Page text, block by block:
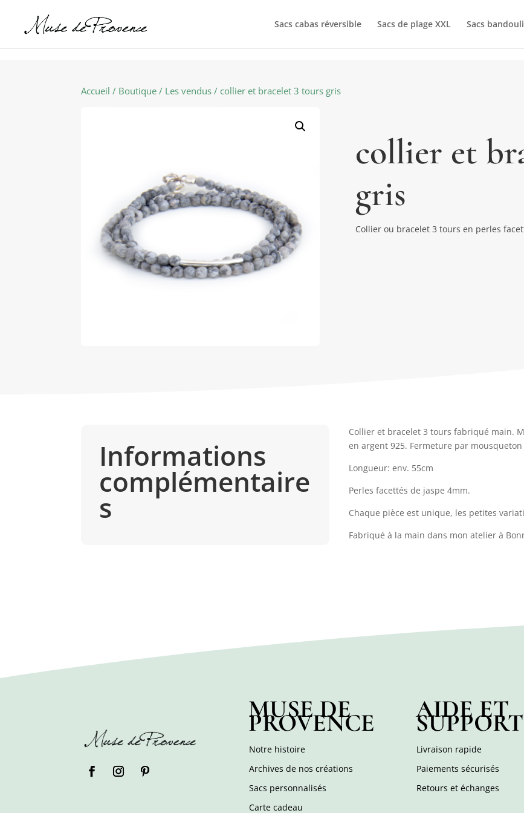
Sacs cabas réversible Sacs de plage XXL Sacs
Accueil / Boutique / Les vendus / collier et bracelet 3 tours gris
collier et
gris
Collier ou bracelet 3 tours en perles
Informations
complémentaire
s
Collier et bracelet 3 tours fabriqué main.
en argent 925. Fermeture par
Longueur: env. 55cm
Perles facettés de jaspe 4mm.
Chaque pièce est unique, les petites
Fabriqué à la main dans mon atelier à
MUSE DE
PROVENCE
Notre histoire
Archives de nos créations
Sacs personnalisés
Carte cadeau
AIDE ET
SUPPORT
Livraison rapide
Paiements sécurisés
Retours et échanges